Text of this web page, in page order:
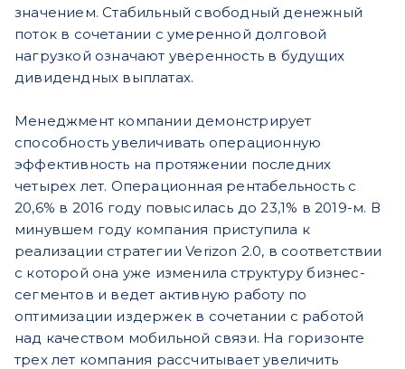
значением. Стабильный свободный денежный
поток в сочетании с умеренной долговой
нагрузкой означают уверенность в будущих
дивидендных выплатах.
Менеджмент компании демонстрирует
способность увеличивать операционную
эффективность на протяжении последних
четырех лет. Операционная рентабельность с
20,6% в 2016 году повысилась до 23,1% в 2019-м. В
минувшем году компания приступила к
реализации стратегии Verizon 2.0, в соответствии
с которой она уже изменила структуру бизнес-
сегментов и ведет активную работу по
оптимизации издержек в сочетании с работой
над качеством мобильной связи. На горизонте
трех лет компания рассчитывает увеличить